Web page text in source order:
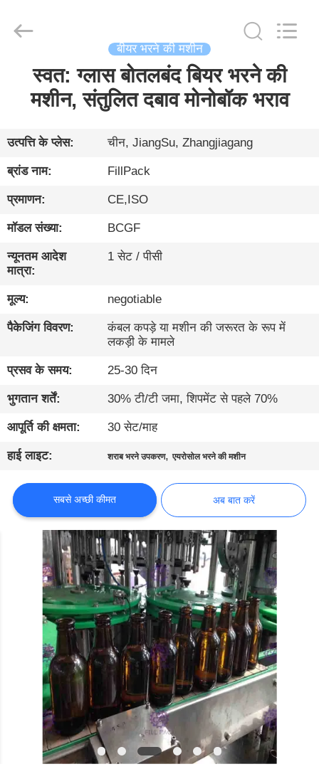
हमारे
बारे
कारखाना
भ्रमण
गुणवत्ता
संपर्क
करें
समाचार
अब
साइटमैप
गोपनीयता
PACK
Machinery
Reserved.
बीयर भरने की मशीन
स्वत: ग्लास बोतलबंद बियर भरने की
मशीन, संतुलित दबाव मोनोबॉक भराव
उत्पत्ति के प्लेस: चीन, JiangSu, Zhangjiagang
ब्रांड नाम: FillPack
प्रमाणन: CE,ISO
मॉडल संख्या: BCGF
न्यूनतम आदेश
मात्रा:
1 सेट / पीसी
मूल्य: negotiable
पैकेजिंग विवरण:
कंबल कपड़े या मशीन की जरूरत के रूप में
लकड़ी के मामले
प्रसव के समय: 25-30 दिन
भुगतान शर्तें: 30% टी/टी जमा, शिपमेंट से पहले 70%
आपूर्ति की क्षमता: 30 सेट/माह
हाई लाइट: शराब भरने उपकरण,एयरोसोल भरने की मशीन
सबसे अच्छी कीमत अब बात करें